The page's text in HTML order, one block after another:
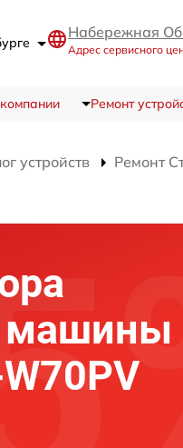
Набережная
Адрес сервисного
Ремонт
устройств Ремонт
машины